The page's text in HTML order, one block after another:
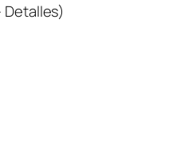
Detalles)